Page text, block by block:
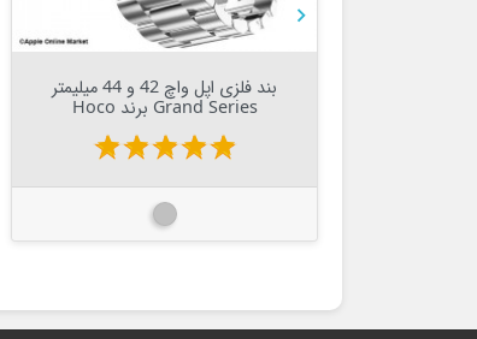
بند فلزی اپل واچ 42 و 44 میلیمتر
Grand Series برند Hoco
star
star
star
star
star
نقره ای - سیلور
